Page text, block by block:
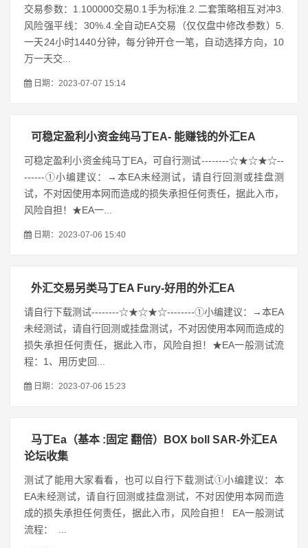
交易参数：1.100000交易0.1手为标准.2.二套策略相互对冲3.
风险强平线：30%.4.全自动EA交易（仅仅盘中修改参数）5.
一天24小时1440分钟，每分钟开仓一笔，自动选择方向，10
万一天交...
日期：2023-07-07 15:14
可稳定盈利小资金纯马丁EA- 能赚钱的外汇EA
可稳定盈利小资金纯马丁EA，可自行测试--------☆★☆★☆--
------①小编建议：→本EA未经测试，请自行回测或挂盘测
试，不对因使用本网而造成的损失承担任何责任，据此入市，
风险自担！★EA一...
日期：2023-07-06 15:40
外汇交易另类马丁EA Fury-好用的外汇EA
请自行下载测试--------☆★☆★☆--------①小编建议：→本EA
未经测试，请自行回测或挂盘测试，不对因使用本网而造成的
损失承担任何责任，据此入市，风险自担！★EA一般测试流
程：1、用历史回...
日期：2023-07-06 15:23
马丁Ea（基本 :固定 翻倍）BOX boll SAR-外汇EA
论坛收集
测试了能用大家看看，也可以自行下载测试①小编建议：本
EA未经测试，请自行回测或挂盘测试，不对因使用本网而造
成的损失承担任何责任，据此入市，风险自担！ EA一般测试
流程： ...